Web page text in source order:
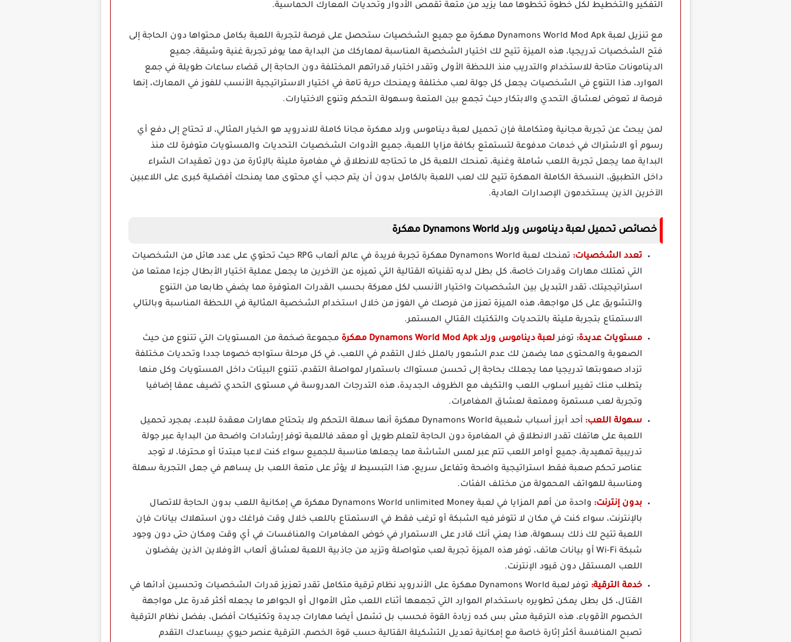
التفكير والتخطيط لكل خطوة تخطوها مما يزيد من متعة تقمص الأدوار وتحديات المعارك الحماسية.
مع تنزيل لعبة Dynamons World Mod Apk مهكرة مع جميع الشخصيات ستحصل على فرصة لتجربة اللعبة بكامل محتواها دون الحاجة إلى
فتح الشخصيات تدريجيا، هذه الميزة تتيح لك اختيار الشخصية المناسبة لمعاركك من البداية مما يوفر تجربة غنية وشيقة، جميع
الدينامونات متاحة للاستخدام والتدريب منذ اللحظة الأولى وتقدر اختبار قدراتهم المختلفة دون الحاجة إلى قضاء ساعات طويلة في جمع
الموارد، هذا التنوع في الشخصيات يجعل كل جولة لعب مختلفة ويمنحك حرية تامة في اختيار الاستراتيجية الأنسب للفوز في المعارك، إنها
فرصة لا تعوض لعشاق التحدي والابتكار حيث تجمع بين المتعة وسهولة التحكم وتنوع الاختيارات.
لمن يبحث عن تجربة مجانية ومتكاملة فإن تحميل لعبة ديناموس ورلد مهكرة مجانا كاملة للاندرويد هو الخيار المثالي، لا تحتاج إلى دفع أي
رسوم أو الاشتراك في خدمات مدفوعة لتستمتع بكافة مزايا اللعبة، جميع الأدوات الشخصيات التحديات والمستويات متوفرة لك منذ
البداية مما يجعل تجربة اللعب شاملة وغنية، تمنحك اللعبة كل ما تحتاجه للانطلاق في مغامرة مليئة بالإثارة من دون تعقيدات الشراء
داخل التطبيق، النسخة الكاملة المهكرة تتيح لك لعب اللعبة بالكامل بدون أن يتم حجب أي محتوى مما يمنحك أفضلية كبرى على اللاعبين
الآخرين الذين يستخدمون الإصدارات العادية.
خصائص تحميل لعبة ديناموس ورلد Dynamons World مهكرة
تعدد الشخصيات:
تمنحك لعبة Dynamons World مهكرة تجربة فريدة في عالم ألعاب RPG حيث تحتوي على عدد هائل من الشخصيات
التي تمتلك مهارات وقدرات خاصة، كل بطل لديه تقنياته القتالية التي تميزه عن الآخرين ما يجعل عملية اختيار الأبطال جزءا ممتعا من
استراتيجيتك، تقدر التبديل بين الشخصيات واختيار الأنسب لكل معركة بحسب القدرات المتوفرة مما يضفي طابعا من التنوع
والتشويق على كل مواجهة، هذه الميزة تعزز من فرصك في الفوز من خلال استخدام الشخصية المثالية في اللحظة المناسبة وبالتالي
الاستمتاع بتجربة مليئة بالتحديات والتكتيك القتالي المستمر.
مستويات عديدة: توفرلعبة ديناموس ورلد Dynamons World Mod Apk مهكرة
مجموعة ضخمة من المستويات التي تتنوع من حيث
الصعوبة والمحتوى مما يضمن لك عدم الشعور بالملل خلال التقدم في اللعب، في كل مرحلة ستواجه خصوما جددا وتحديات مختلفة
تزداد صعوبتها تدريجيا مما يجعلك بحاجة إلى تحسن مستواك باستمرار لمواصلة التقدم، تتنوع البيئات داخل المستويات وكل منها
يتطلب منك تغيير أسلوب اللعب والتكيف مع الظروف الجديدة، هذه التدرجات المدروسة في مستوى التحدي تضيف عمقا إضافيا
وتجربة لعب مستمرة وممتعة لعشاق المغامرات.
سهولة اللعب:
أحد أبرز أسباب شعبية Dynamons World مهكرة أنها سهلة التحكم ولا بتحتاج مهارات معقدة للبدء، بمجرد تحميل
اللعبة على هاتفك تقدر الانطلاق في المغامرة دون الحاجة لتعلم طويل أو معقد فاللعبة توفر إرشادات واضحة من البداية عبر جولة
تدريبية تمهيدية، جميع أوامر اللعب تتم عبر لمس الشاشة مما يجعلها مناسبة للجميع سواء كنت لاعبا مبتدئا أو محترفا، لا توجد
عناصر تحكم صعبة فقط استراتيجية واضحة وتفاعل سريع، هذا التبسيط لا يؤثر على متعة اللعب بل يساهم في جعل التجربة سهلة
ومناسبة للهواتف المحمولة من مختلف الفئات.
بدون إنترنت:
واحدة من أهم المزايا في لعبة Dynamons World unlimited Money مهكرة هي إمكانية اللعب بدون الحاجة للاتصال
بالإنترنت، سواء كنت في مكان لا تتوفر فيه الشبكة أو ترغب فقط في الاستمتاع باللعب خلال وقت فراغك دون استهلاك بيانات فإن
اللعبة تتيح لك ذلك بسهولة، هذا يعني أنك قادر على الاستمرار في خوض المغامرات والمنافسات في أي وقت ومكان حتى دون وجود
شبكة Wi-Fi أو بيانات هاتف، توفر هذه الميزة تجربة لعب متواصلة وتزيد من جاذبية اللعبة لعشاق ألعاب الأوفلاين الذين يفضلون
اللعب المستقل دون قيود الإنترنت.
خدمة الترقية:
توفر لعبة Dynamons World مهكرة على الأندرويد نظام ترقية متكامل تقدر تعزيز قدرات الشخصيات وتحسين أدائها في
القتال، كل بطل يمكن تطويره باستخدام الموارد التي تجمعها أثناء اللعب مثل الأموال أو الجواهر ما يجعله أكثر قدرة على مواجهة
الخصوم الأقوياء، هذه الترقية مش بس كده زيادة القوة فحسب بل تشمل أيضا مهارات جديدة وتكتيكات أفضل، بفضل نظام الترقية
تصبح المنافسة أكثر إثارة خاصة مع إمكانية تعديل التشكيلة القتالية حسب قوة الخصم، الترقية عنصر حيوي بيساعدك التقدم